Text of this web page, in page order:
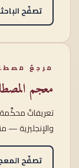
تصفّح
مرجعٌ
معجم
تعريفاتٌ محكَّمة
والإنجليزية —
تصفّح